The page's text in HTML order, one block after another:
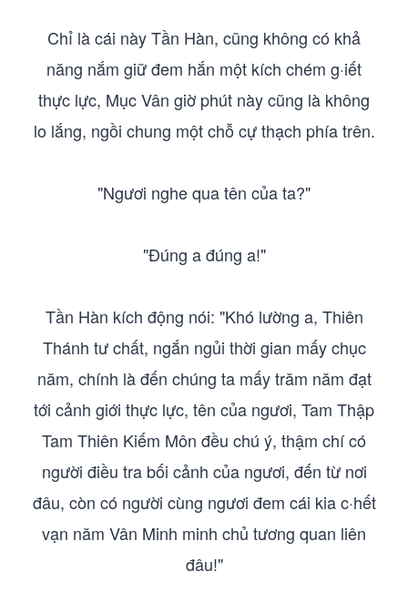
Chỉ là cái này Tần Hàn, cũng không có khả
năng nắm giữ đem hắn một kích chém g·iết
thực lực, Mục Vân giờ phút này cũng là không
lo lắng, ngồi chung một chỗ cự thạch phía trên.
"Ngươi nghe qua tên của ta?"
"Đúng a đúng a!"
Tần Hàn kích động nói: "Khó lường a, Thiên
Thánh tư chất, ngắn ngủi thời gian mấy chục
năm, chính là đến chúng ta mấy trăm năm đạt
tới cảnh giới thực lực, tên của ngươi, Tam Thập
Tam Thiên Kiếm Môn đều chú ý, thậm chí có
người điều tra bối cảnh của ngươi, đến từ nơi
đâu, còn có người cùng ngươi đem cái kia c·hết
vạn năm Vân Minh minh chủ tương quan liên
đâu!"